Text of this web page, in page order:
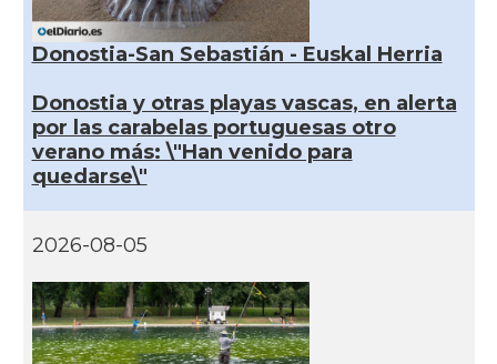
Donostia-San Sebastián - Euskal Herria
Donostia y otras playas vascas, en alerta
por las carabelas portuguesas otro
verano más: \"Han venido para
quedarse\"
2026-08-05